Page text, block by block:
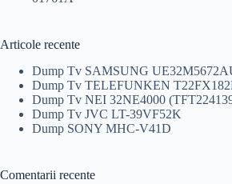
Articole recente
Dump Tv SAMSUNG
Dump Tv TELEFUNKEN
Dump Tv NEI 32NE4000
Dump Tv JVC LT-39VF52K
Dump SONY MHC-V41D
Comentarii recente